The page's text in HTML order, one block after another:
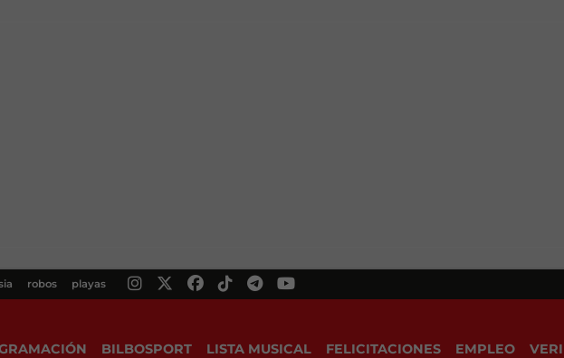
robos playas
BILBOSPORT LISTA MUSICAL FELICITACIONES EMPLEO